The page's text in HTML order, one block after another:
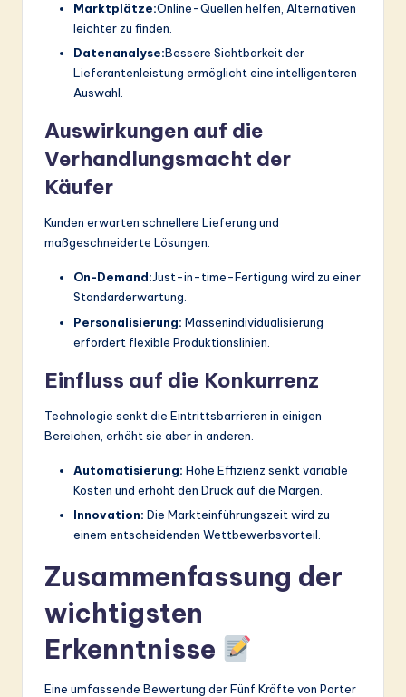
Marktplätze:Online-Quellen helfen, Alternativen
leichter zu finden.
Datenanalyse:Bessere Sichtbarkeit der
Lieferantenleistung ermöglicht eine intelligenteren
Auswahl.
Auswirkungen auf die
Verhandlungsmacht der
Käufer
Kunden erwarten schnellere Lieferung und
maßgeschneiderte Lösungen.
On-Demand:Just-in-time-Fertigung wird zu einer
Standarderwartung.
Personalisierung: Massenindividualisierung
erfordert flexible Produktionslinien.
Einfluss auf die Konkurrenz
Technologie senkt die Eintrittsbarrieren in einigen
Bereichen, erhöht sie aber in anderen.
Automatisierung: Hohe Effizienz senkt variable
Kosten und erhöht den Druck auf die Margen.
Innovation: Die Markteinführungszeit wird zu
einem entscheidenden Wettbewerbsvorteil.
Zusammenfassung der
wichtigsten
Erkenntnisse
Eine umfassende Bewertung der Fünf Kräfte von Porter